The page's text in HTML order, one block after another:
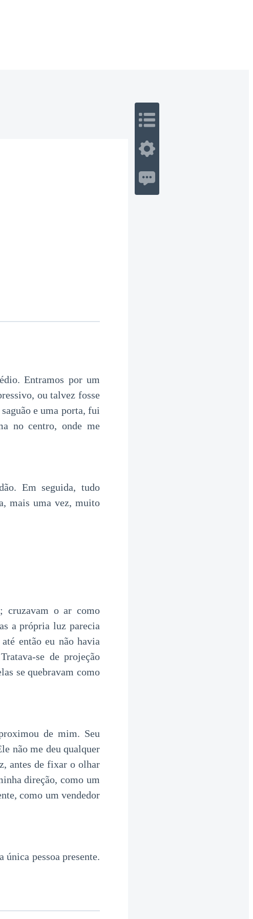
Entramos por um
ou talvez fosse
e uma porta, fui
no centro, onde me
Em seguida, tudo
mais uma vez, muito
cruzavam o ar como
a própria luz parecia
então eu não havia
se de projeção
se quebravam como
de mim. Seu
não me deu qualquer
antes de fixar o olhar
direção, como um
como um vendedor
pessoa presente.